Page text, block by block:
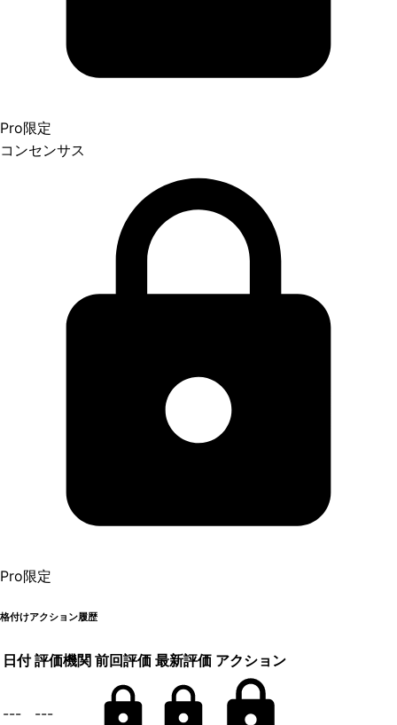
Pro限定
コンセンサス
Pro限定
格付けアクション履歴
日付 評価機関 前回評価 最新評価 アクション
--- ---